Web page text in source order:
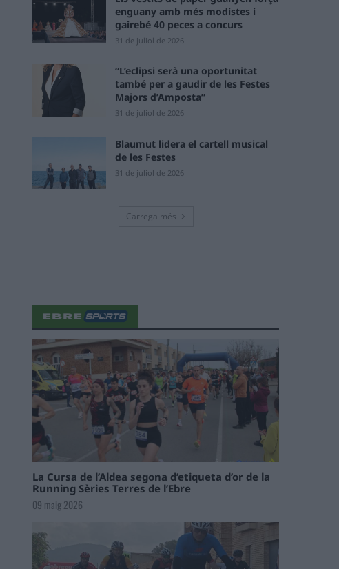
enguany amb més modistes i
gairebé 40 peces a concurs
31 de juliol de 2026
“L’eclipsi serà una oportunitat
també per a gaudir de les Festes
Majors d’Amposta”
31 de juliol de 2026
Blaumut lidera el cartell musical
de les Festes
31 de juliol de 2026
Carrega més
La Cursa de l’Aldea segona d’etiqueta d’or de la
Running Sèries Terres de l’Ebre
09 maig 2026